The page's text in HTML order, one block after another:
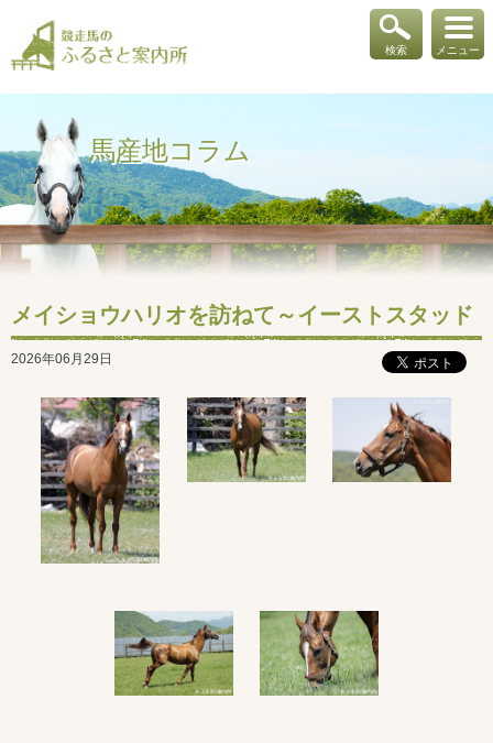
メニュー
検索
馬産地コラム
メイショウハリオを訪ねて～イーストスタッド
2026年06月29日